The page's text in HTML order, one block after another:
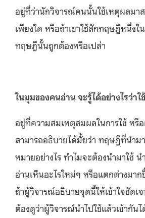
อยู่ที่ว่านักวิจารณ์คนนั้นใช้เหตุผลม
เพียงใด หรือถ้าเขาใช้สักทฤษฎีหนึ่งใ
ทฤษฎีนั้นถูกต้องหรือเปล่า
ในมุมของคนอ่าน จะรู้ได้อย่างไรว่า
อยู่ที่ความสมเหตุสมผลในการใช้ หรื
สามารถอธิบายได้มั้ยว่า ทฤษฎีที่นำม
หมายอย่างไร ทำไมจะต้องนำมาใช้
อ่านเห็นอะไรใหม่ๆ หรือแตกต่างมาก
ถ้าผู้วิจารณ์อธิบายจุดนี้ให้เข้าใจชัดเ
ต้องดูว่าผู้วิจารณ์นำไปใช้แล้วเข้ากัน